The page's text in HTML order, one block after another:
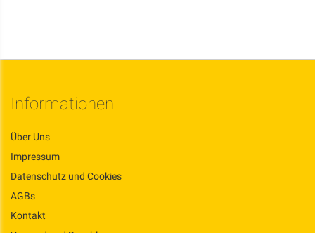
Informationen
Über Uns
Impressum
Datenschutz und Cookies
AGBs
Kontakt